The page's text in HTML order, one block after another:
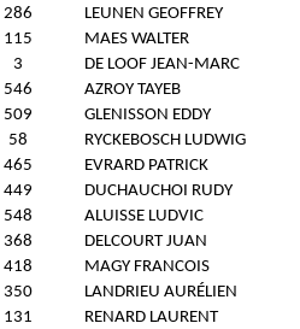
286
LEUNEN GEOFFREY
115
MAES WALTER
3
DE LOOF JEAN-MARC
546
AZROY TAYEB
509
GLENISSON EDDY
58
RYCKEBOSCH LUDWIG
465
EVRARD PATRICK
449
DUCHAUCHOI RUDY
548
ALUISSE LUDVIC
368
DELCOURT JUAN
418
MAGY FRANCOIS
350
LANDRIEU AURÉLIEN
131
RENARD LAURENT